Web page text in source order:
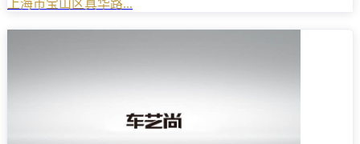
上海市宝山区真华路...